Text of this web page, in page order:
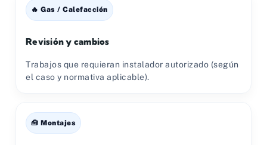
🔥 Gas / Calefacción
Revisión y cambios
Trabajos que requieran instalador autorizado (según
el caso y normativa aplicable).
🧰 Montajes